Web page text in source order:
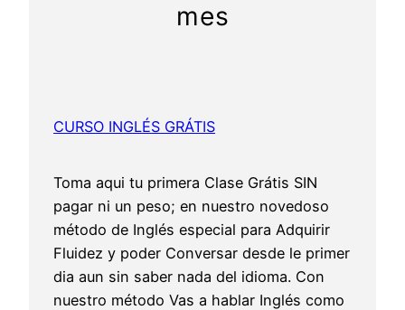
mes
CURSO INGLÉS GRÁTIS
Toma aqui tu primera Clase Grátis SIN
pagar ni un peso; en nuestro novedoso
método de Inglés especial para Adquirir
Fluidez y poder Conversar desde le primer
dia aun sin saber nada del idioma. Con
nuestro método Vas a hablar Inglés como